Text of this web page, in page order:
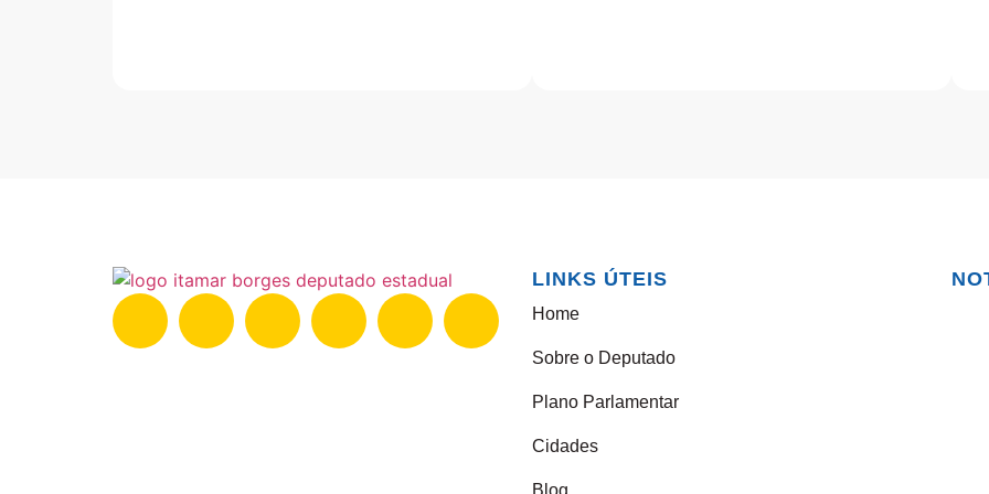
LINKS ÚTEIS
Home
Sobre o Deputado
Plano Parlamentar
Cidades